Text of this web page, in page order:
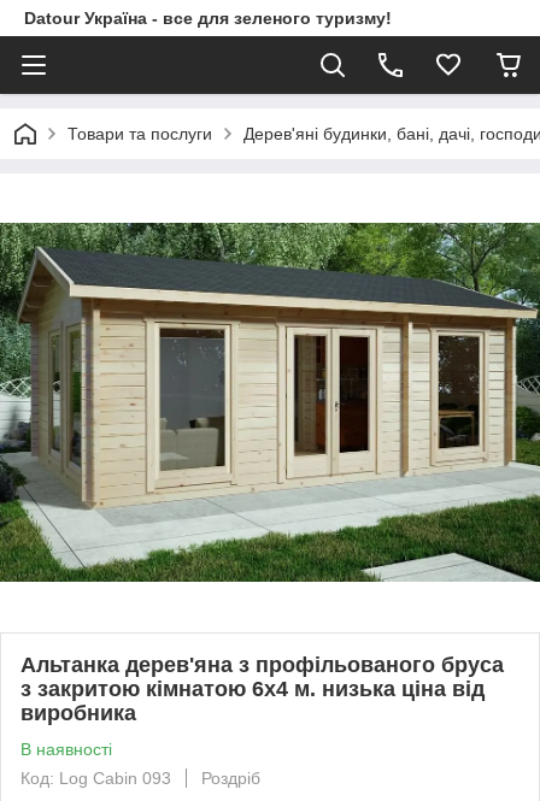
Datour Україна - все для зеленого туризму!
Товари та послуги Дерев'яні будинки, бані, дачі,
Альтанка дерев'яна з профільованого бруса
з закритою кімнатою 6х4 м. низька ціна від
виробника
В наявності
Код: Log Cabin 093
Роздріб